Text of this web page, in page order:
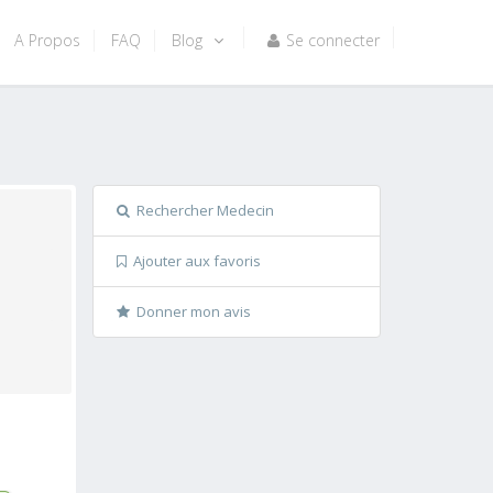
A Propos FAQ Blog Se connecter
Rechercher Medecin
Ajouter aux favoris
Donner mon avis